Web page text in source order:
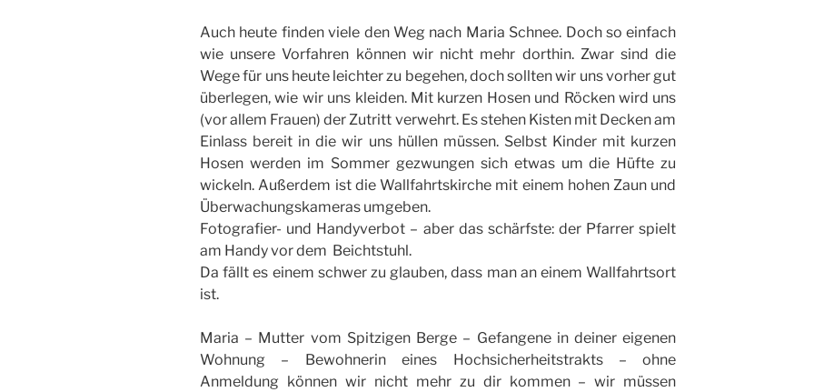
Auch heute finden viele den Weg nach Maria Schnee. Doch so einfach
wie unsere Vorfahren können wir nicht mehr dorthin. Zwar sind die
Wege für uns heute leichter zu begehen, doch sollten wir uns vorher gut
überlegen, wie wir uns kleiden. Mit kurzen Hosen und Röcken wird uns
(vor allem Frauen) der Zutritt verwehrt. Es stehen Kisten mit Decken am
Einlass bereit in die wir uns hüllen müssen. Selbst Kinder mit kurzen
Hosen werden im Sommer gezwungen sich etwas um die Hüfte zu
wickeln.Außerdem ist die Wallfahrtskirche mit einem hohen Zaun und
Überwachungskameras umgeben.
Fotografier- und Handyverbot – aber das schärfste:der Pfarrer spielt
am Handy vor dem Beichtstuhl.
Da fällt es einem schwer zu glauben, dass man an einem Wallfahrtsort
ist.
Maria – Mutter vom Spitzigen Berge – Gefangene in deiner eigenen
Wohnung – Bewohnerin eines Hochsicherheitstrakts – ohne
Anmeldung können wir nicht mehr zu dir kommen – wir müssen